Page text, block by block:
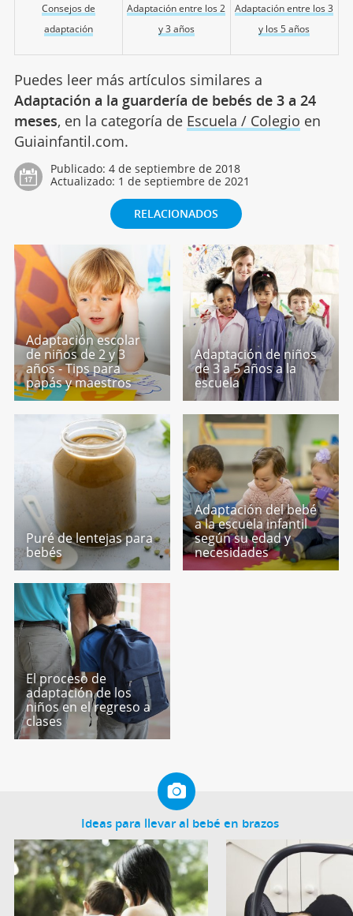
Consejos de
adaptación
Adaptación entre los 2
y 3 años
Adaptación entre los 3
y los 5 años
Puedes leer más artículos similares a
Adaptación a la guardería de bebés de 3 a 24
meses, en la categoría de Escuela / Colegio en
Guiainfantil.com.
Publicado: 4 de septiembre de 2018
Actualizado: 1 de septiembre de 2021
RELACIONADOS
Adaptación escolar
de niños de 2 y 3
años - Tips para
papás y maestros
Adaptación de niños
de 3 a 5 años a la
escuela
Puré de lentejas para
bebés
Adaptación del bebé
a la escuela infantil
según su edad y
necesidades
El proceso de
adaptación de los
niños en el regreso a
clases
Ideas para llevar al bebé en brazos